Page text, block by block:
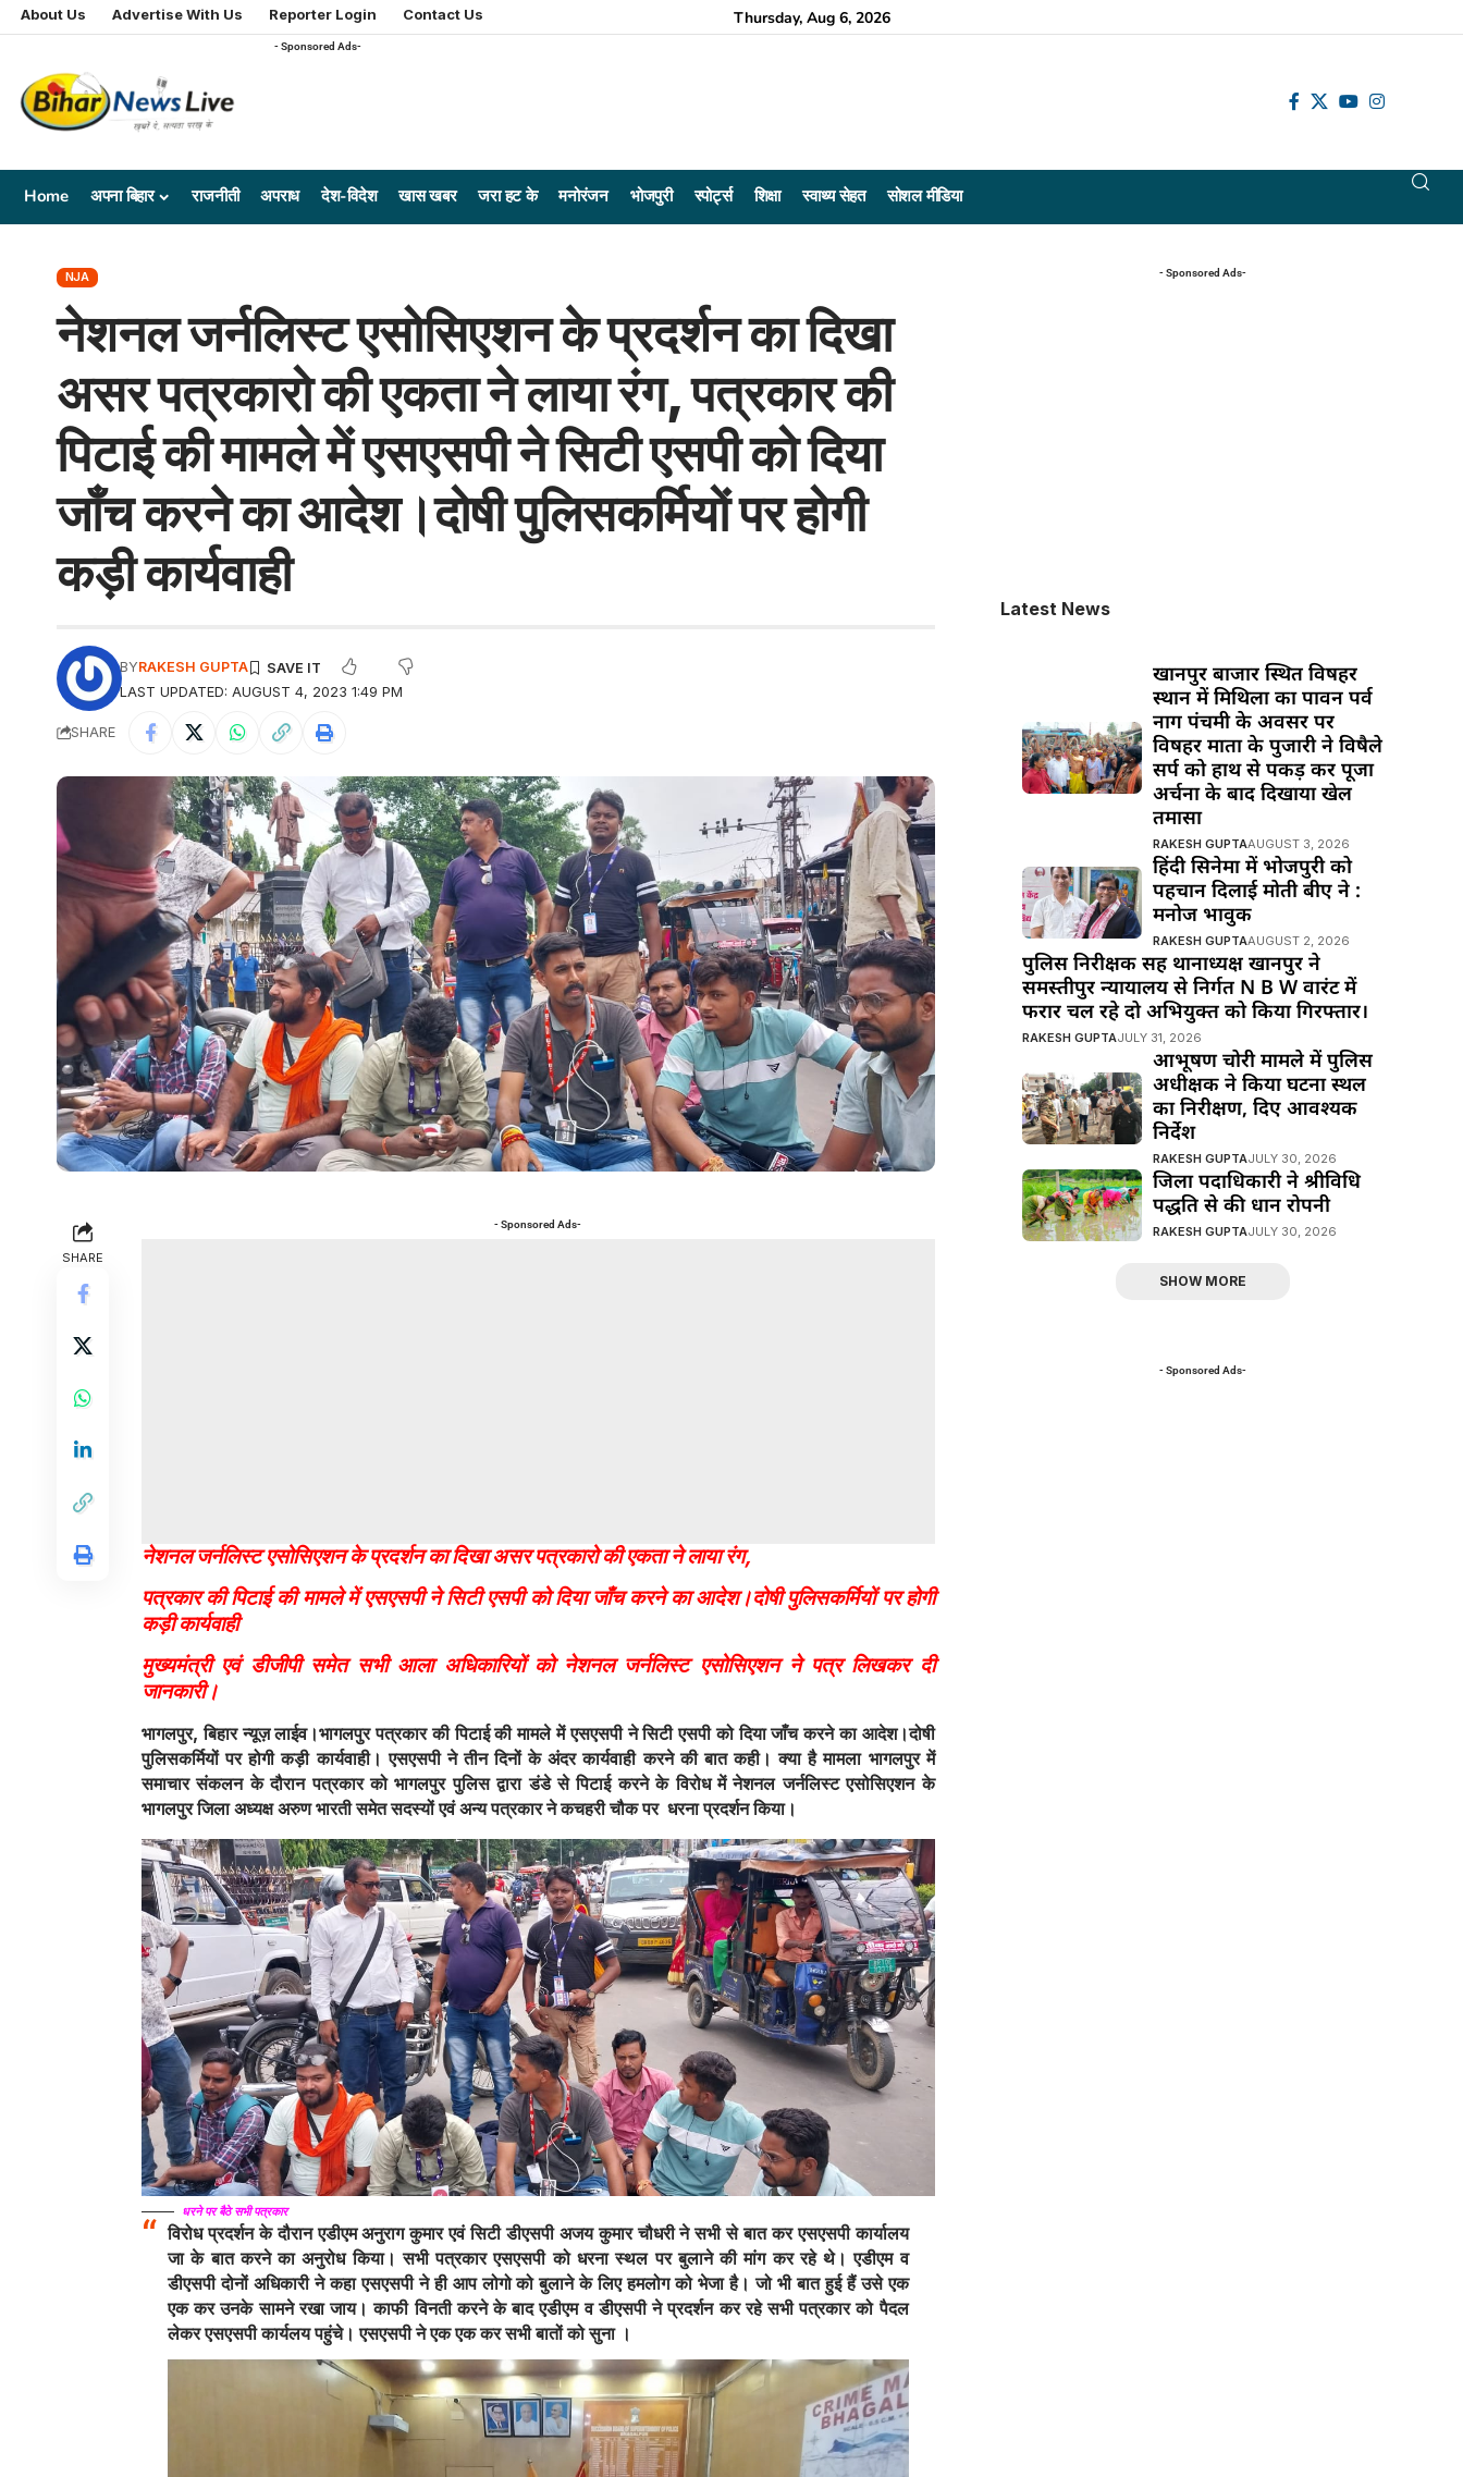
About Us Advertise With Us Reporter Login Contact Us Thursday, Aug 6, 2026
- Sponsored Ads-
Home अपना बिहार राजनीती अपराध देश-विदेश खास खबर जरा हट के मनोरंजन भोजपुरी स्पोर्ट्स शिक्षा स्वाथ्य सेहत सोशल मीडिया
NJA
नेशनल जर्नलिस्ट एसोसिएशन के प्रदर्शन का दिखा
असर पत्रकारो की एकता ने लाया रंग, पत्रकार की
पिटाई की मामले में एसएसपी ने सिटी एसपी को दिया
जाँच करने का आदेश।दोषी पुलिसकर्मियों पर होगी
कड़ी कार्यवाही
LAST UPDATED: AUGUST 4, 2023 1:49 PM
BYRAKESH GUPTA
SHARE
SHARE
- Sponsored Ads-
नेशनल जर्नलिस्ट एसोसिएशन के प्रदर्शन का दिखा असर पत्रकारो की एकता ने लाया रंग,
पत्रकार की पिटाई की मामले में एसएसपी ने सिटी एसपी को दिया जाँच करने का आदेश।दोषी पुलिसकर्मियों पर होगी
कड़ी कार्यवाही
मुख्यमंत्री एवं डीजीपी समेत सभी आला अधिकारियों को नेशनल जर्नलिस्ट एसोसिएशन ने पत्र लिखकर दी
जानकारी।
भागलपुर, बिहार न्यूज़ लाईव।भागलपुर पत्रकार की पिटाई की मामले में एसएसपी ने सिटी एसपी को दिया जाँच करने का आदेश।दोषी
पुलिसकर्मियों पर होगी कड़ी कार्यवाही। एसएसपी ने तीन दिनों के अंदर कार्यवाही करने की बात कही। क्या है मामला भागलपुर में
समाचार संकलन के दौरान पत्रकार को भागलपुर पुलिस द्वारा डंडे से पिटाई करने के विरोध में नेशनल जर्नलिस्ट एसोसिएशन के
भागलपुर जिला अध्यक्ष अरुण भारती समेत सदस्यों एवं अन्य पत्रकार ने कचहरी चौक पर धरना प्रदर्शन किया।
धरने पर बैठे सभी पत्रकार
विरोध प्रदर्शन के दौरान एडीएम अनुराग कुमार एवं सिटी डीएसपी अजय कुमार चौधरी ने सभी से बात कर एसएसपी कार्यालय
जा के बात करने का अनुरोध किया। सभी पत्रकार एसएसपी को धरना स्थल पर बुलाने की मांग कर रहे थे। एडीएम व
डीएसपी दोनों अधिकारी ने कहा एसएसपी ने ही आप लोगो को बुलाने के लिए हमलोग को भेजा है। जो भी बात हुई हैं उसे एक
एक कर उनके सामने रखा जाय। काफी विनती करने के बाद एडीएम व डीएसपी ने प्रदर्शन कर रहे सभी पत्रकार को पैदल
लेकर एसएसपी कार्यलय पहुंचे। एसएसपी ने एक एक कर सभी बातों को सुना ।
- Sponsored Ads-
Latest News
खानपुर बाजार स्थित विषहर
स्थान में मिथिला का पावन पर्व
नाग पंचमी के अवसर पर
विषहर माता के पुजारी ने विषैले
सर्प को हाथ से पकड़ कर पूजा
अर्चना के बाद दिखाया खेल
तमासा
RAKESH GUPTAAUGUST 3, 2026
हिंदी सिनेमा में भोजपुरी को
पहचान दिलाई मोती बीए ने :
मनोज भावुक
RAKESH GUPTAAUGUST 2, 2026
पुलिस निरीक्षक सह थानाध्यक्ष खानपुर ने
समस्तीपुर न्यायालय से निर्गत N B W वारंट में
फरार चल रहे दो अभियुक्त को किया गिरफ्तार।
RAKESH GUPTAJULY 31, 2026
आभूषण चोरी मामले में पुलिस
अधीक्षक ने किया घटना स्थल
का निरीक्षण, दिए आवश्यक
निर्देश
RAKESH GUPTAJULY 30, 2026
जिला पदाधिकारी ने श्रीविधि
पद्धति से की धान रोपनी
RAKESH GUPTAJULY 30, 2026
SHOW MORE
- Sponsored Ads-